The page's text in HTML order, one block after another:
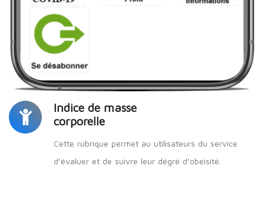
Indice de masse
corporelle
Cette rubrique permet au utilisateurs du service
d’évaluer et de suivre leur dégré d’obeisité.